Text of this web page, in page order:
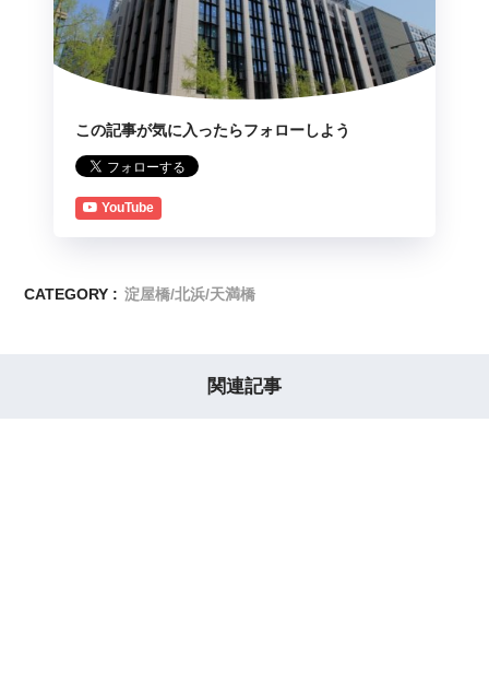
この記事が気に入ったらフォローしよう
YouTube
CATEGORY : 淀屋橋/北浜/天満橋
関連記事